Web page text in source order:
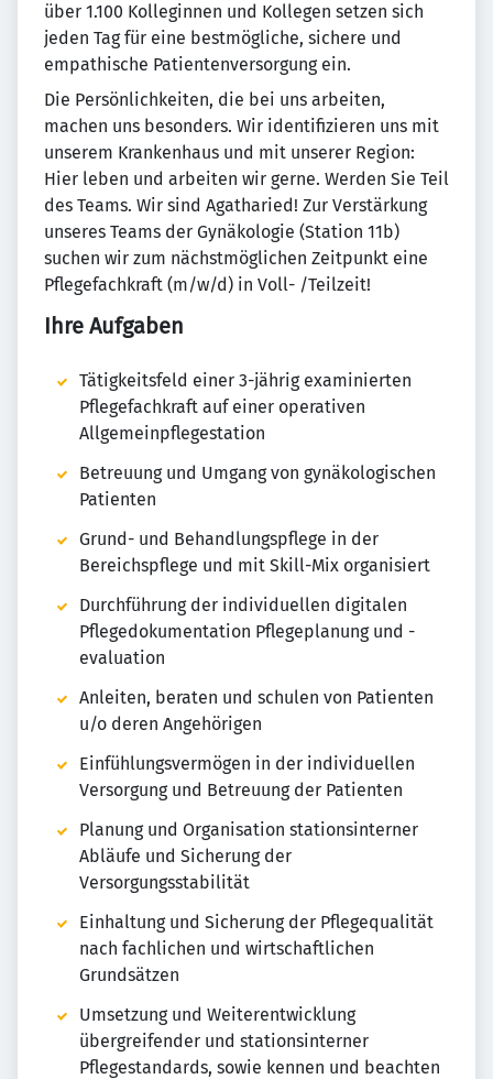
über 1.100 Kolleginnen und Kollegen setzen sich
jeden Tag für eine bestmögliche, sichere und
empathische Patientenversorgung ein.
Die Persönlichkeiten, die bei uns arbeiten,
machen uns besonders. Wir identifizieren uns mit
unserem Krankenhaus und mit unserer Region:
Hier leben und arbeiten wir gerne. Werden Sie Teil
des Teams. Wir sind Agatharied! Zur Verstärkung
unseres Teams der Gynäkologie (Station 11b)
suchen wir zum nächstmöglichen Zeitpunkt eine
Pflegefachkraft (m/w/d) in Voll- /Teilzeit!
Ihre Aufgaben
Tätigkeitsfeld einer 3-jährig examinierten
Pflegefachkraft auf einer operativen
Allgemeinpflegestation
Betreuung und Umgang von gynäkologischen
Patienten
Grund- und Behandlungspflege in der
Bereichspflege und mit Skill-Mix organisiert
Durchführung der individuellen digitalen
Pflegedokumentation Pflegeplanung und -
evaluation
Anleiten, beraten und schulen von Patienten
u/o deren Angehörigen
Einfühlungsvermögen in der individuellen
Versorgung und Betreuung der Patienten
Planung und Organisation stationsinterner
Abläufe und Sicherung der
Versorgungsstabilität
Einhaltung und Sicherung der Pflegequalität
nach fachlichen und wirtschaftlichen
Grundsätzen
Umsetzung und Weiterentwicklung
übergreifender und stationsinterner
Pflegestandards, sowie kennen und beachten